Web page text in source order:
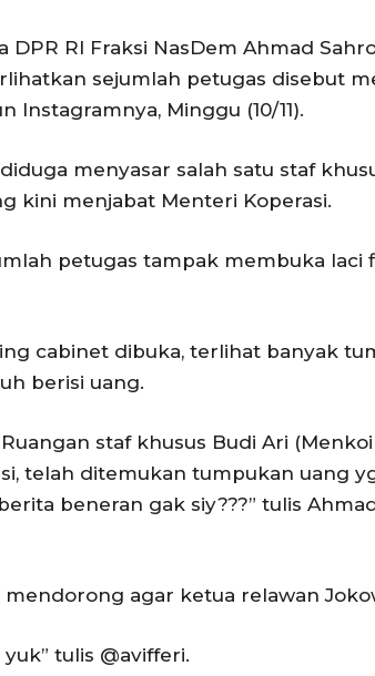
DPR RI Fraksi NasDem Ahmad
sejumlah petugas disebut
Instagramnya, Minggu (10/11).
menyasar salah satu staf
kini menjabat Menteri Koperasi.
petugas tampak membuka laci
cabinet dibuka, terlihat banyak
berisi uang.
Ruangan staf khusus Budi Ari
telah ditemukan tumpukan uang
beneran gak siy???” tulis
mendorong agar ketua relawan
tulis @avifferi.